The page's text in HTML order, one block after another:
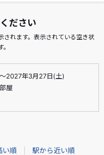
ださい
されます。表示されている空き状
2027年3月27日(土)
屋
い順 駅から近い順